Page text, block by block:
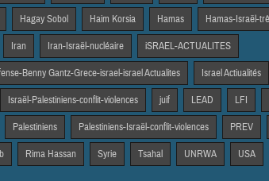
Hagay Sobol Haim Korsia Hamas Hamas-Israël-
Iran Iran-Israël-nucléaire iSRAEL-ACTUALITES
Benny Gantz-Grece-israel-israel Actualites Israel Actiualités
Israël-Palestiniens-conflit-violences juif LEAD LFI
Palestiniens Palestiniens-Israël-conflit-violences PREV
Rima Hassan Syrie Tsahal UNRWA USA